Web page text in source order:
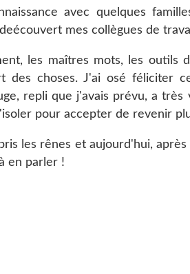
avec quelques
mes collègues de
les maîtres mots, les outils
des choses. J'ai osé féliciter
repli que j'avais prévu, a
pour accepter de revenir
les rênes et aujourd'hui,
en parler !